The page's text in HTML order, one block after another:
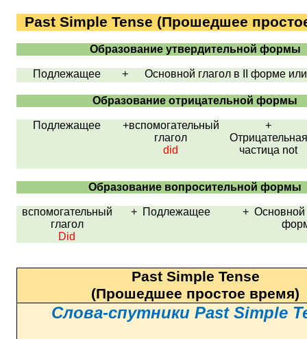
Past Simple Tense (Прошедшее
Образование утвердительной формы
Подлежащее + Основной глагол в форме
Образование отрицательной формы
Подлежащее
+вспомогательный
глагол
did
+
Отрицательная
частица not
Образование вопросительной формы
вспомогательный
глагол
Did
+ Подлежащее
+ Основной
Past Simple Tense
(Прошедшее простое время)
Слова-спутники Past Simple